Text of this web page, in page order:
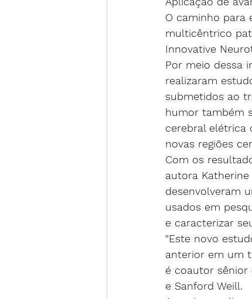
O caminho para
multicêntrico
Innovative
Por meio dessa
realizaram
submetidos ao
humor também
cerebral elétrica
novas regiões
Com os
autora
desenvolveram
usados em
e caracterizar
"Este novo
anterior em um
é coautor sênior
e Sanford Weill.